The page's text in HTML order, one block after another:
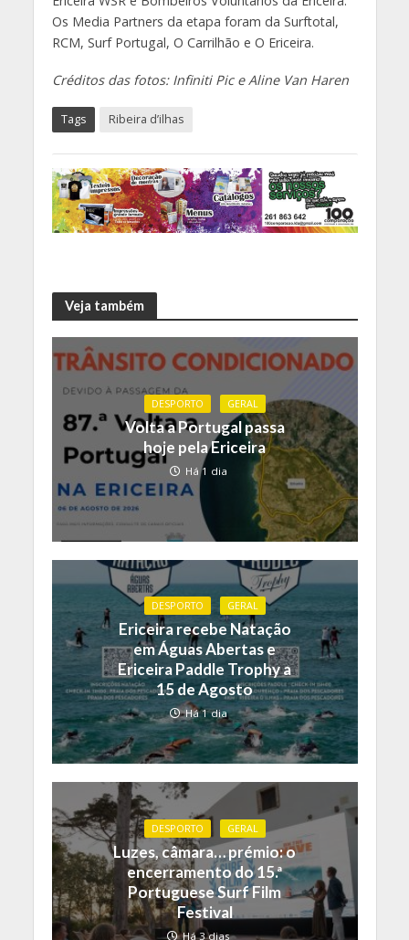
Os Media Partners da etapa foram da Surftotal,
RCM, Surf Portugal, O Carrilhão e O Ericeira.
Créditos das fotos: Infiniti Pic e Aline Van Haren
Tags Ribeira d’ilhas
Veja também
DESPORTO GERAL
Volta a Portugal passa
hoje pela Ericeira
Há 1 dia
DESPORTO GERAL
Ericeira recebe Natação
em Águas Abertas e
Ericeira Paddle Trophy a
15 de Agosto
Há 1 dia
DESPORTO GERAL
Luzes, câmara… prémio: o
encerramento do 15.ª
Portuguese Surf Film
Festival
Há 3 dias